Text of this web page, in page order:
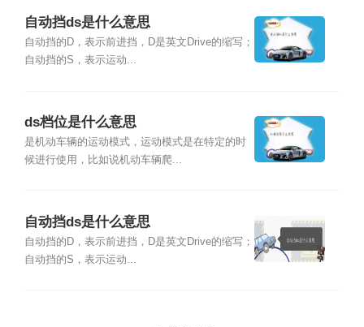
自动挡ds是什么意思
自动挡的D，表示前进挡，D是英文Drive的缩写；
自动挡的S，表示运动...
ds档位是什么意思
是机动车辆的运动模式，运动模式是在特定的时
候进行使用，比如说机动车辆爬...
自动挡ds是什么意思
自动挡的D，表示前进挡，D是英文Drive的缩写；
自动挡的S，表示运动...